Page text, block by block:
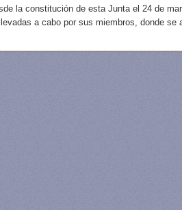
la constitución de esta Junta el 24 de
a cabo por sus miembros, donde se